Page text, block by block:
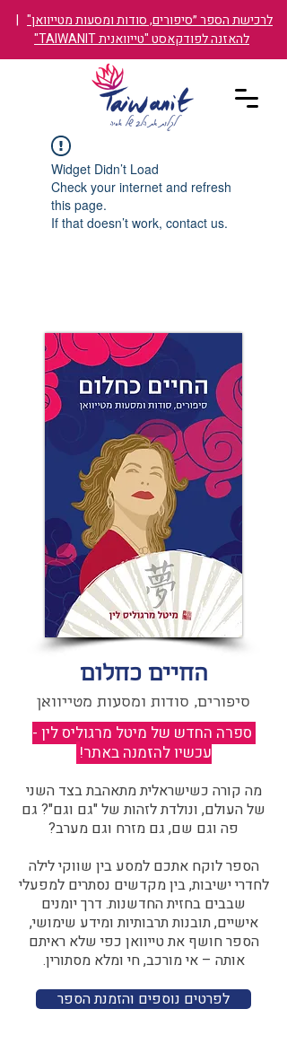
לרכישת הספר ״סיפורים, סודות ומסעות מטייוואן" |
להאזנה לפודקאסט "טייוואנית TAIWANIT"
Widget Didn’t Load
Check your internet and refresh
this page.
If that doesn’t work, contact us.
החיים כחלום
סיפורים, סודות ומסעות מטייוואן
ספרה החדש של מיטל מרגוליס לין -
עכשיו להזמנה באתר!
מה קורה כשישראלית מתאהבת בצד השני
של העולם, ונולדת לזהות של "גם וגם"? גם
פה וגם שם, גם מזרח וגם מערב?​​
הספר לוקח אתכם למסע בין שווקי לילה
לחדרי ישיבות, בין מקדשים נסתרים למפעלי
שבבים בחזית החדשנות. דרך יומנים
אישיים, תובנות תרבותיות ומידע שימושי,
הספר חושף את טייוואן כפי שלא ראיתם
אותה – אי מורכב, חי ומלא מסתורין.
לפרטים נוספים והזמנת הספר